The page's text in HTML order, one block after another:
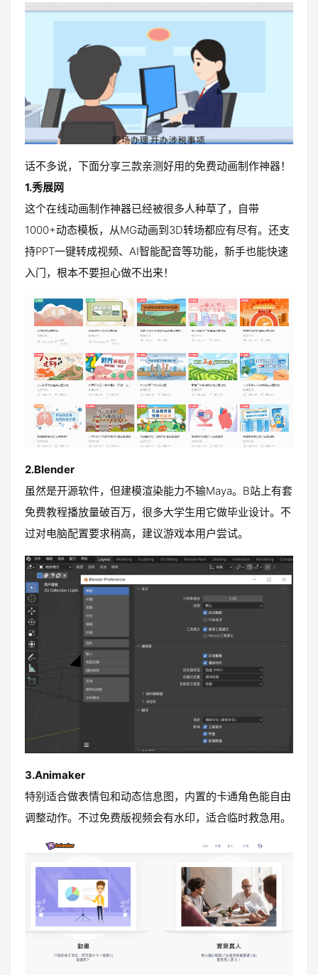
话不多说，下面分享三款亲测好用的免费动画制作神器！
1.秀展网
这个在线动画制作神器已经被很多人种草了，自带
1000+动态模板，从MG动画到3D转场都应有尽有。还支
持PPT一键转成视频、AI智能配音等功能，新手也能快速
入门，根本不要担心做不出来！
2.Blender
虽然是开源软件，但建模渲染能力不输Maya。B站上有套
免费教程播放量破百万，很多大学生用它做毕业设计。不
过对电脑配置要求稍高，建议游戏本用户尝试。
3.Animaker
特别适合做表情包和动态信息图，内置的卡通角色能自由
调整动作。不过免费版视频会有水印，适合临时救急用。